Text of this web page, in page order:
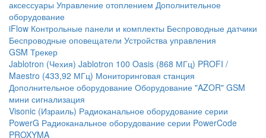
аксессуары Управление отоплением Дополнительное
оборудование
iFlow Контрольные панели и комплекты Беспроводные датчики
Беспроводные оповещатели Устройства управления
GSM Трекер
Jablotron (Чехия) Jablotron 100 Oasis (868 МГц) PROFI /
Maestro (433,92 МГц) Мониторинговая станция
Дополнительное оборудование Оборудование "AZOR" GSM
мини сигнализация
Visonic (Израиль) Радиоканальное оборудование серии
PowerG Радиоканальное оборудование серии PowerCode
PROXYMA